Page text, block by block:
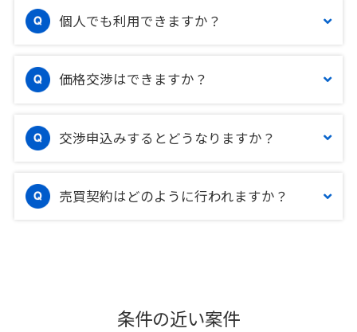
個人でも利用できますか？
価格交渉はできますか？
交渉申込みするとどうなりますか？
売買契約はどのように行われますか？
条件の近い案件